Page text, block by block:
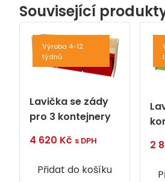
Související
Výroba 4-12.
týdnů
Lavička se zády
pro 3 kontejnery
4 620 Kč s DPH
Přidat do košíku
2